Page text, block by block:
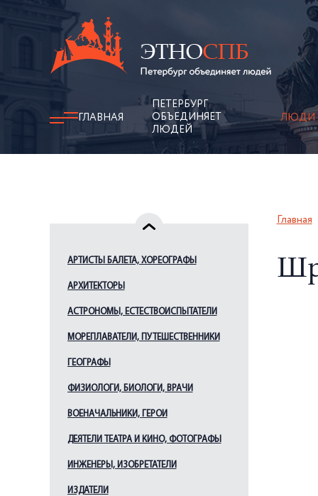
ГЛАВНАЯ
ПЕТЕРБУРГ
ОБЪЕДИНЯЕТ
ЛЮДЕЙ
ЛЮДИ
АРТИСТЫ БАЛЕТА, ХОРЕОГРАФЫ
АРХИТЕКТОРЫ
АСТРОНОМЫ, ЕСТЕСТВОИСПЫТАТЕЛИ
МОРЕПЛАВАТЕЛИ, ПУТЕШЕСТВЕННИКИ
ГЕОГРАФЫ
ФИЗИОЛОГИ, БИОЛОГИ, ВРАЧИ
ВОЕНАЧАЛЬНИКИ, ГЕРОИ
ДЕЯТЕЛИ ТЕАТРА И КИНО, ФОТОГРАФЫ
ИНЖЕНЕРЫ, ИЗОБРЕТАТЕЛИ
ИЗДАТЕЛИ
Главная